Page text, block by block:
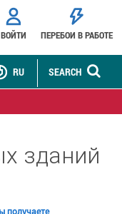
ВОЙТИ ПЕРЕБОИ В РАБОТЕ
SEARCH
RU
зданий
получаете